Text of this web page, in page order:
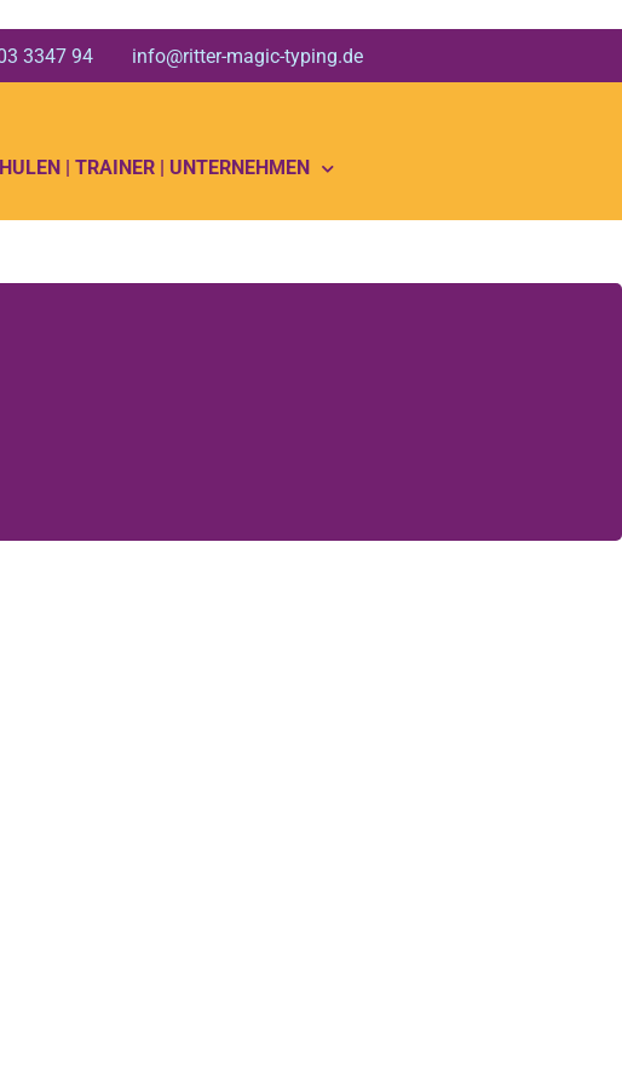
3347 94 info@ritter-magic-typing.de
| TRAINER | UNTERNEHMEN